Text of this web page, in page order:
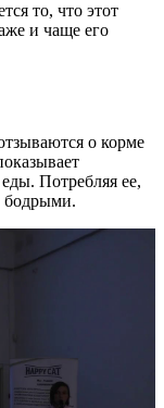
то, что этот
и чаще его
о корме
Потребляя ее,
бодрыми.